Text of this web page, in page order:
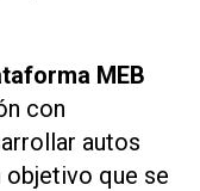
MEB
con
autos
que se